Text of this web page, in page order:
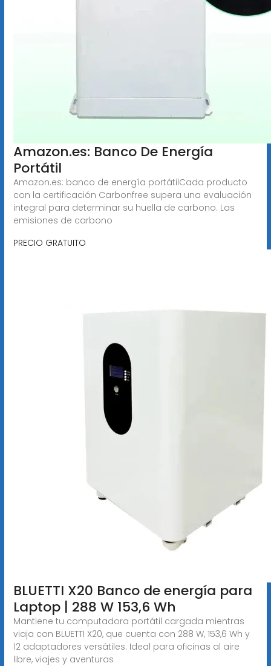
Amazon.es: Banco De Energía
Portátil
Amazon.es: banco de energía portátilCada producto
con la certificación Carbonfree supera una evaluación
integral para determinar su huella de carbono. Las
emisiones de carbono
PRECIO GRATUITO
BLUETTI X20 Banco de energía para
Laptop | 288 W 153,6 Wh
Mantiene tu computadora portátil cargada mientras
viaja con BLUETTI X20, que cuenta con 288 W, 153,6 Wh y
12 adaptadores versátiles. Ideal para oficinas al aire
libre, viajes y aventuras